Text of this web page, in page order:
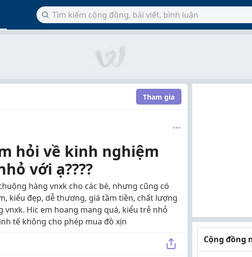
Tham gia
hỏi về kinh nghiệm
với ạ????
hàng vnxk cho các bé, nhưng cũng có
kiểu đẹp, dễ thương, giá tầm tiền, chất lượng
Hic em hoang mang quá, kiểu trẻ nhỏ
tế không cho phép mua đồ xịn
Cộng đồng